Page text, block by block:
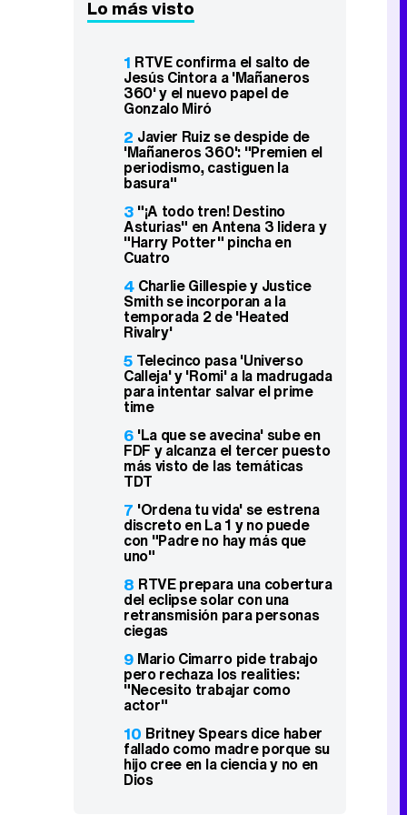
Lo más visto
1 RTVE confirma el salto de
Jesús Cintora a 'Mañaneros
360' y el nuevo papel de
Gonzalo Miró
2 Javier Ruiz se despide de
'Mañaneros 360': "Premien el
periodismo, castiguen la
basura"
3 "¡A todo tren! Destino
Asturias" en Antena 3 lidera y
"Harry Potter" pincha en
Cuatro
4 Charlie Gillespie y Justice
Smith se incorporan a la
temporada 2 de 'Heated
Rivalry'
5 Telecinco pasa 'Universo
Calleja' y 'Romi' a la madrugada
para intentar salvar el prime
time
6 'La que se avecina' sube en
FDF y alcanza el tercer puesto
más visto de las temáticas
TDT
7 'Ordena tu vida' se estrena
discreto en La 1 y no puede
con "Padre no hay más que
uno"
8 RTVE prepara una cobertura
del eclipse solar con una
retransmisión para personas
ciegas
9 Mario Cimarro pide trabajo
pero rechaza los realities:
"Necesito trabajar como
actor"
10 Britney Spears dice haber
fallado como madre porque su
hijo cree en la ciencia y no en
Dios